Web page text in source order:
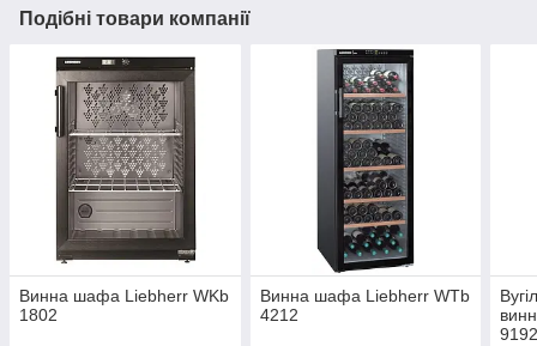
Подібні товари компанії
Винна шафа Liebherr WKb
1802
Винна шафа Liebherr WTb
4212